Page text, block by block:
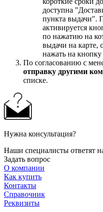
доступна
пункта выдачи".
активируется
по нажатию на
выдачи на карте,
нажать на
По согласованию с
отправку другими
списке.
Нужна консультация?
Наши специалисты ответят
Задать вопрос
О компании
Как купить
Контакты
Справочник
Реквизиты